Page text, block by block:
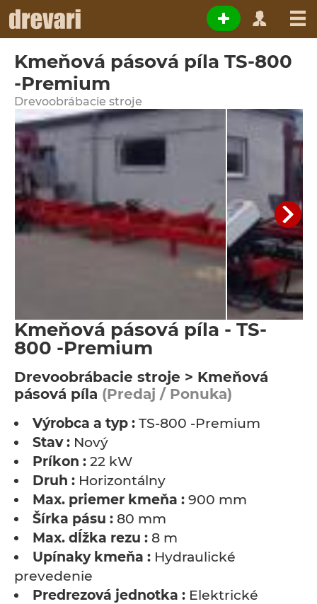
Kmeňová pásová píla TS-800
-Premium
Drevoobrábacie stroje
Kmeňová pásová píla - TS-
800 -Premium
Drevoobrábacie stroje > Kmeňová
pásová píla (Predaj / Ponuka)
Výrobca a typ : TS-800 -Premium
Stav : Nový
Príkon : 22 kW
Druh : Horizontálny
Max. priemer kmeňa : 900 mm
Šírka pásu : 80 mm
Max. dĺžka rezu : 8 m
Upínaky kmeňa : Hydraulické
prevedenie
Predrezová jednotka : Elektrické